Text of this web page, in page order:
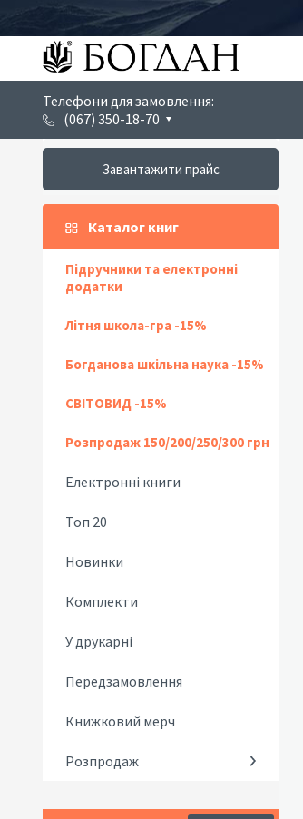
Телефони для замовлення:
(067) 350-18-70
Завантажити прайс
Каталог книг
Підручники та електронні
додатки
Літня школа-гра -15%
Богданова шкільна наука -15%
СВІТОВИД -15%
Розпродаж 150/200/250/300 грн
Електронні книги
Топ 20
Новинки
Комплекти
У друкарні
Передзамовлення
Книжковий мерч
Розпродаж